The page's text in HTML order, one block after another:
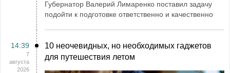
Губернатор Валерий Лимаренко поставил задачу
подойти к подготовке ответственно и качественно
14:39
7
августа
2026
10 неочевидных, но необходимых гаджетов
для путешествия летом